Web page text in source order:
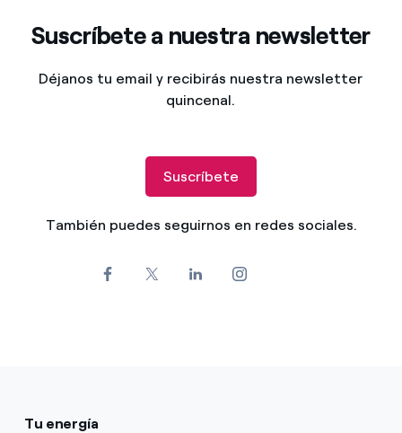
Suscríbete a nuestra newsletter
Déjanos tu email y recibirás nuestra newsletter
quincenal.
Suscríbete
También puedes seguirnos en redes sociales.
Tu energía